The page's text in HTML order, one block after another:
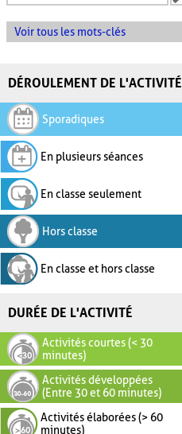
Voir tous les mots-clés
DÉROULEMENT DE L'ACTIVITÉ
Sporadiques
En plusieurs séances
En classe seulement
Hors classe
En classe et hors classe
DURÉE DE L'ACTIVITÉ
Activités courtes (< 30
minutes)
Activités développées
(Entre 30 et 60 minutes)
Activités élaborées (> 60
minutes)